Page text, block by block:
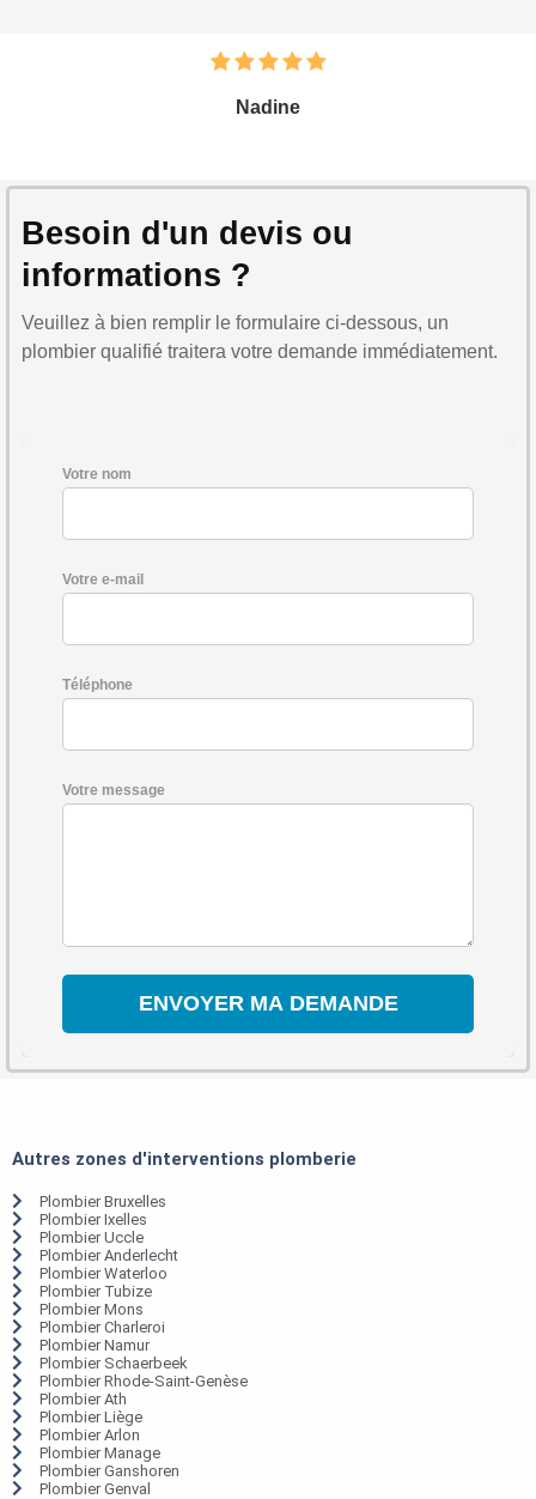
Nadine
Besoin d'un devis ou
informations ?
Veuillez à bien remplir le formulaire ci-dessous, un
plombier qualifié traitera votre demande immédiatement.
Votre nom
Votre e-mail
Téléphone
Votre message
Autres zones d'interventions plomberie
Plombier Bruxelles
Plombier Ixelles
Plombier Uccle
Plombier Anderlecht
Plombier Waterloo
Plombier Tubize
Plombier Mons
Plombier Charleroi
Plombier Namur
Plombier Schaerbeek
Plombier Rhode-Saint-Genèse
Plombier Ath
Plombier Liège
Plombier Arlon
Plombier Manage
Plombier Ganshoren
Plombier Genval